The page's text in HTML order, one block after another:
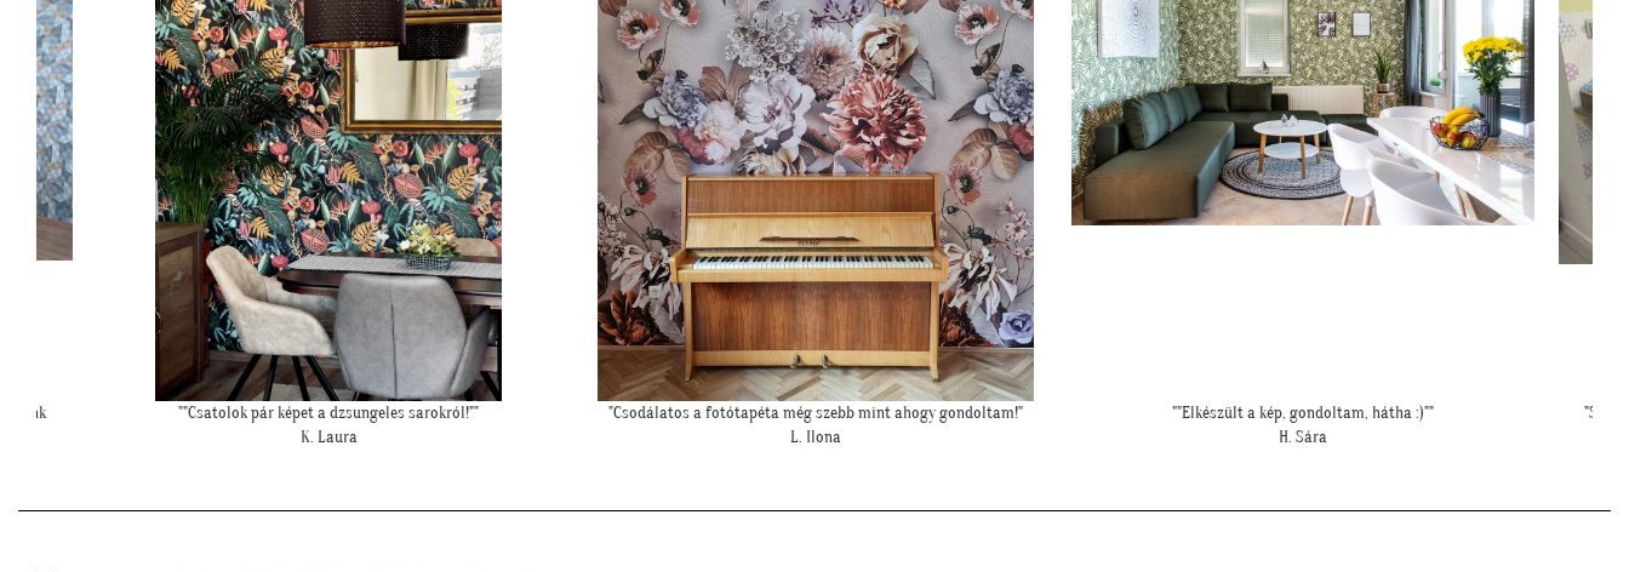
""Csatolok pár képet a dzsungeles sarokról!""
K. Laura
"Csodálatos a fotótapéta még szebb mint ahogy gondoltam!"
L. Ilona
""Elkészült a kép, gondoltam, hátha :)""
H. Sára
"Szia